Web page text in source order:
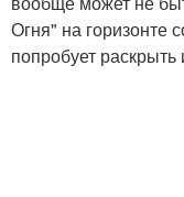
Огня" на горизонте
попробует раскрыть